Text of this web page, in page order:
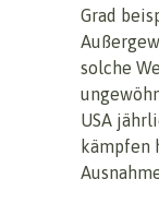
Grad
solche
USA
kämpfen